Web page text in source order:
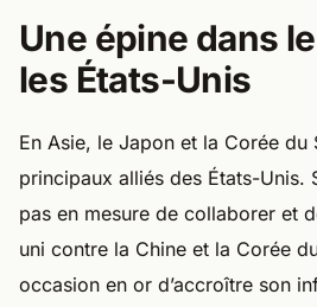
Une épine dans
les États-Unis
En Asie, le Japon et la Corée du
principaux alliés des États-Unis.
pas en mesure de collaborer et
uni contre la Chine et la Corée
occasion en or d’accroître son